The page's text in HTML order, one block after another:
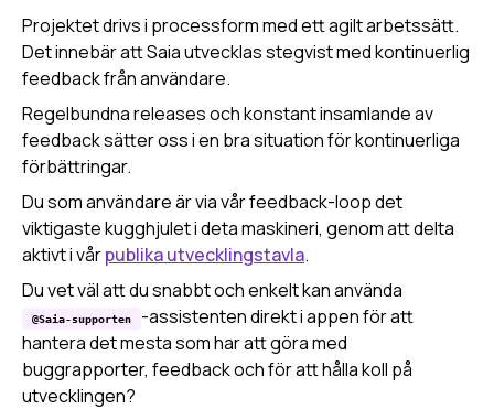
Projektet drivs i processform med ett agilt arbetssätt.
Det innebär att Saia utvecklas stegvist med kontinuerlig
feedback från användare.
Regelbundna releases och konstant insamlande av
feedback sätter oss i en bra situation för kontinuerliga
förbättringar.
Du som användare är via vår feedback-loop det
viktigaste kugghjulet i deta maskineri, genom att delta
aktivt i vårpublika utvecklingstavla.
Du vet väl att du snabbt och enkelt kan använda
@Saia-supporten
-assistenten direkt i appen för att
hantera det mesta som har att göra med
buggrapporter, feedback och för att hålla koll på
utvecklingen?